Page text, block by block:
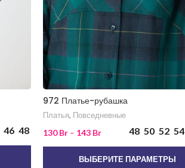
46 48
972 Платье-рубашка
Платья, Повседневные
130Br – 143 Br 48 50 52 54
ВЫБЕРИТЕ ПАРАМЕТРЫ